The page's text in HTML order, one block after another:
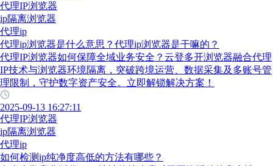
代理IP浏览器
ip隔离浏览器
代理ip
代理ip浏览器是什么意思？代理ip浏览器是干嘛的？
代理IP浏览器如何保障全域业务安全？云登多开浏览器融合代理
IP技术与浏览器环境隔离，突破跨境运营、数据采集及多账号管
理限制，守护数字资产安全。立即解锁解决方案！
2025-09-13 16:27:11
代理IP浏览器
ip隔离浏览器
代理ip
如何检测ip纯净度高低的方法有哪些？